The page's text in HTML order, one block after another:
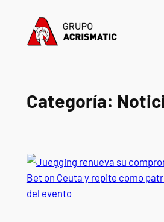
contenido
Categoría: